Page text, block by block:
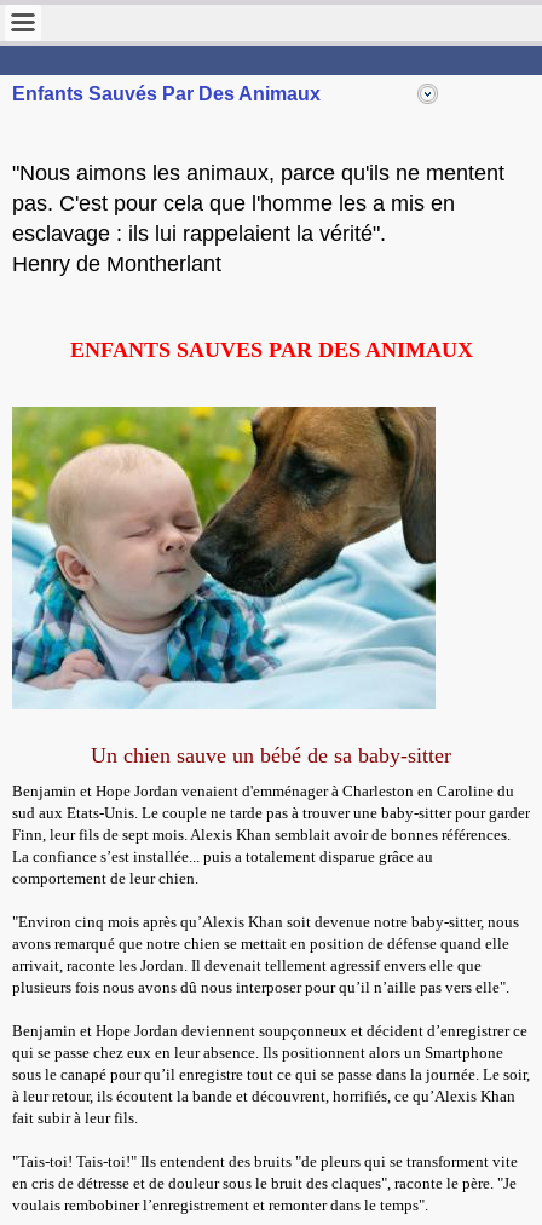
Enfants Sauvés Par Des Animaux
"Nous aimons les animaux, parce qu'ils ne mentent
pas. C'est pour cela que l'homme les a mis en
esclavage : ils lui rappelaient la vérité".
Henry de Montherlant
ENFANTS SAUVES PAR DES ANIMAUX
Un chien sauve un bébé de sa baby-sitter
Benjamin et Hope Jordan venaient d'emménager à Charleston en Caroline du
sud aux Etats-Unis. Le couple ne tarde pas à trouver une baby-sitter pour garder
Finn, leur fils de sept mois. Alexis Khan semblait avoir de bonnes références.
La confiance s’est installée... puis a totalement disparue grâce au
comportement de leur chien.
"Environ cinq mois après qu’Alexis Khan soit devenue notre baby-sitter, nous
avons remarqué que notre chien se mettait en position de défense quand elle
arrivait, raconte les Jordan. Il devenait tellement agressif envers elle que
plusieurs fois nous avons dû nous interposer pour qu’il n’aille pas vers elle".
Benjamin et Hope Jordan deviennent soupçonneux et décident d’enregistrer ce
qui se passe chez eux en leur absence. Ils positionnent alors un Smartphone
sous le canapé pour qu’il enregistre tout ce qui se passe dans la journée. Le soir,
à leur retour, ils écoutent la bande et découvrent, horrifiés, ce qu’Alexis Khan
fait subir à leur fils.
"Tais-toi! Tais-toi!" Ils entendent des bruits "de pleurs qui se transforment vite
en cris de détresse et de douleur sous le bruit des claques", raconte le père. "Je
voulais rembobiner l’enregistrement et remonter dans le temps".